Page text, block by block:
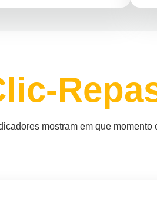
mostram em que